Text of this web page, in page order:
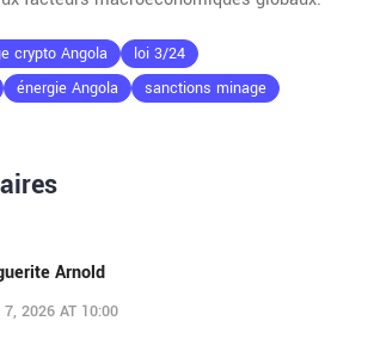
crypto Angola
loi 3/24
énergie Angola sanctions minage
Arnold
2026 AT 10:00